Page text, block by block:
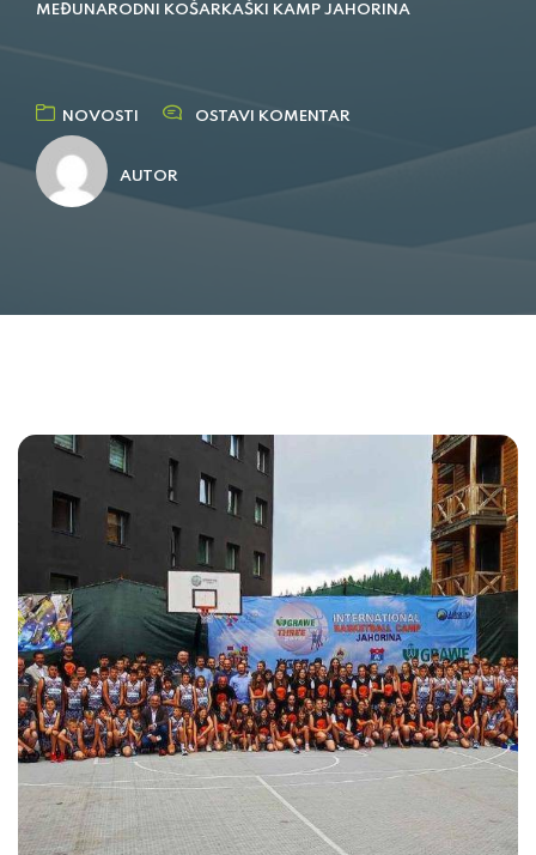
MEĐUNARODNI KOŠARKAŠKI KAMP JAHORINA
NOVOSTI OSTAVI KOMENTAR
AUTOR